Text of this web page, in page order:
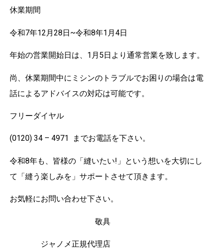
休業期間
令和7年12月28日~令和8年1月4日
年始の営業開始日は、1月5日より通常営業を致します。
尚、休業期間中にミシンのトラブルでお困りの場合は電
話によるアドバイスの対応は可能です。
フリーダイヤル
(0120) 34 – 4971 までお電話を下さい。
令和8年も、皆様の「縫いたい!」という想いを大切にし
て「縫う楽しみを」サポートさせて頂きます。
お気軽にお問い合わせ下さい。
敬具
ジャノメ正規代理店